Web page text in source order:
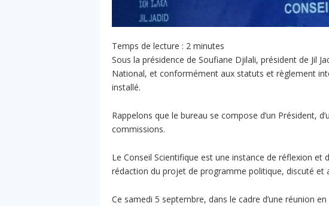
Temps de lecture : 2 minutes
Sous la présidence de Soufiane Djilali, président de Jil
National, et conformément aux statuts et règlement
installé.
Rappelons que le bureau se compose d’un Président,
commissions.
Le Conseil Scientifique est une instance de réflexion
rédaction du projet de programme politique, discuté et
Ce samedi 5 septembre, dans le cadre d’une réunion